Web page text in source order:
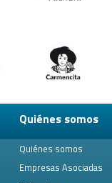
Quiénes somos
Quiénes somos
Empresas Asociadas